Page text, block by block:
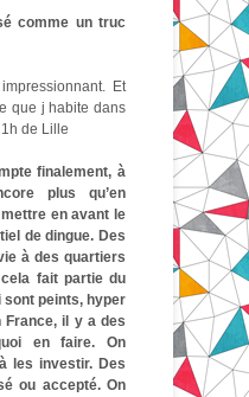
comme un truc
Et
que j habite dans
de Lille
finalement, à
plus qu’en
en avant le
de dingue. Des
à des quartiers
fait partie du
sont peints, hyper
France, il y a des
en faire. On
les investir. Des
ou accepté. On